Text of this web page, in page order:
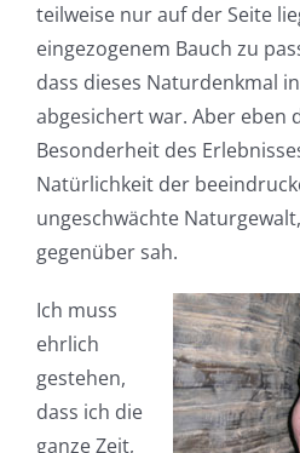
teilweise nur auf der Seite
eingezogenem Bauch zu
dass dieses Naturdenkmal
abgesichert war. Aber eben
Besonderheit des
Natürlichkeit der
ungeschwächte
gegenüber sah.
Ich muss
ehrlich
gestehen,
dass ich die
ganze Zeit,